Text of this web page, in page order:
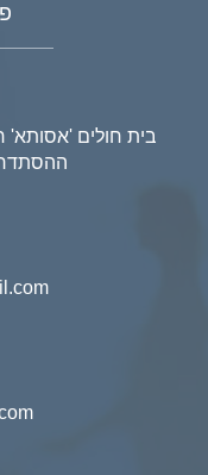
בית חולים 'אסותא'
ההסתדרות 55 , צ'ק